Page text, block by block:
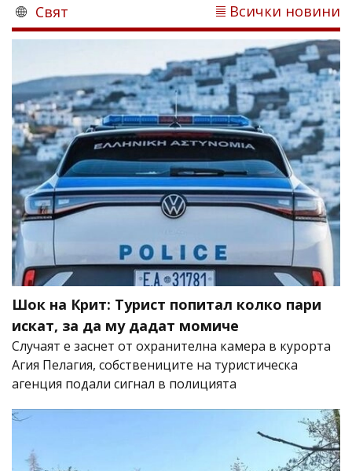
Свят Всички новини
Шок на Крит: Турист попитал колко пари
искат, за да му дадат момиче
Случаят е заснет от охранителна камера в курорта
Агия Пелагия, собствениците на туристическа
агенция подали сигнал в полицията